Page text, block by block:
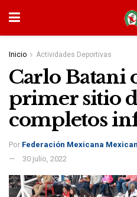
Inicio Actividades Deportivas
Carlo Batani
primer sitio
completos
Por Federación Mexicana
30 julio, 2022